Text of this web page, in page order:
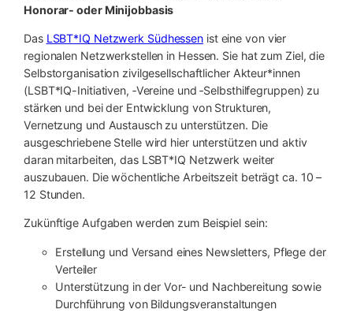
Honorar- oder Minijobbasis
Das LSBT*IQ Netzwerk Südhessen ist eine von vier
regionalen Netzwerkstellen in Hessen. Sie hat zum Ziel, die
Selbstorganisation zivilgesellschaftlicher Akteur*innen
(LSBT*IQ-Initiativen, ‑Vereine und ‑Selbsthilfegruppen) zu
stärken und bei der Entwicklung von Strukturen,
Vernetzung und Austausch zu unterstützen. Die
ausgeschriebene Stelle wird hier unterstützen und aktiv
daran mitarbeiten, das LSBT*IQ Netzwerk weiter
auszubauen. Die wöchentliche Arbeitszeit beträgt ca. 10 –
12 Stunden.
Zukünftige Aufgaben werden zum Beispiel sein:
Erstellung und Versand eines Newsletters, Pflege der
Verteiler
Unterstützung in der Vor- und Nachbereitung sowie
Durchführung von Bildungsveranstaltungen